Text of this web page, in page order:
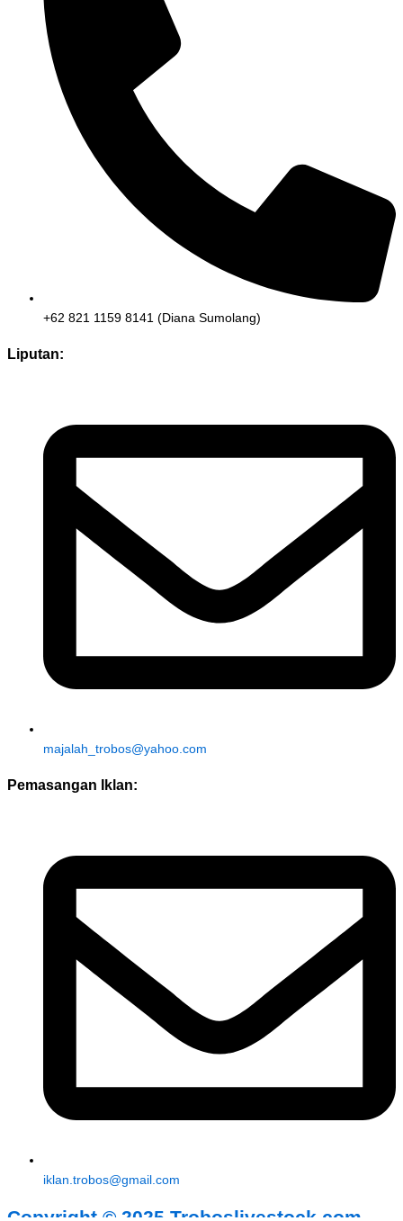
+62 821 1159 8141 (Diana Sumolang)
Liputan:
majalah_trobos@yahoo.com
Pemasangan Iklan:
iklan.trobos@gmail.com